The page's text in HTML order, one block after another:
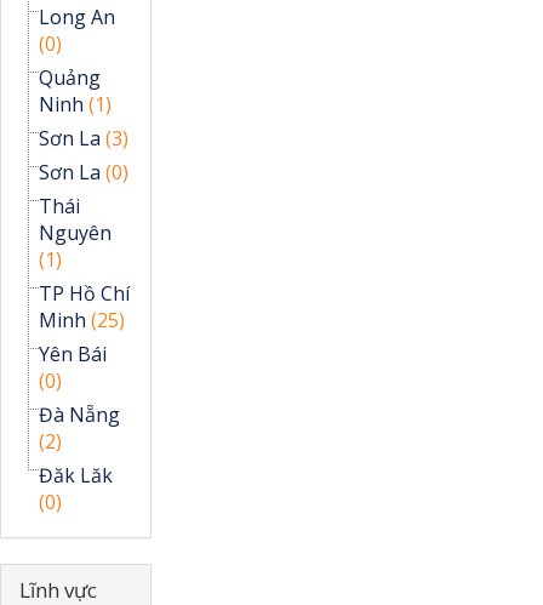
Long An
(0)
Quảng
Ninh (1)
Sơn La (3)
Sơn La (0)
Thái
Nguyên
(1)
TP Hồ Chí
Minh (25)
Yên Bái
(0)
Đà Nẵng
(2)
Đăk Lăk
(0)
Ẩn
Lĩnh vực